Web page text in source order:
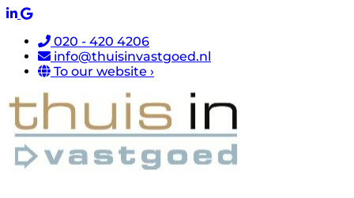
020 - 420 4206
info@thuisinvastgoed.nl
To our website ›